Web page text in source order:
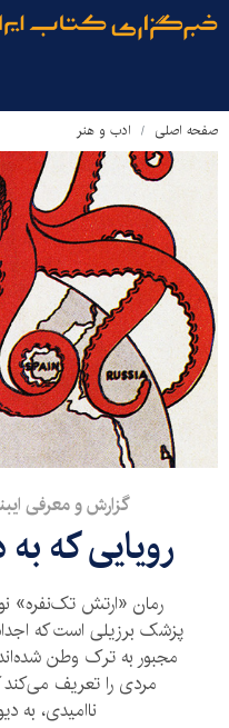
صفحه اصلی ادب و هنر
گزارش و معرفی
رویایی که
رمان «ارتش تک‌نفره»
پزشک برزیلی است که
مجبور به ترک وطن
مردی را تعریف می‌کند
ناامیدی، به